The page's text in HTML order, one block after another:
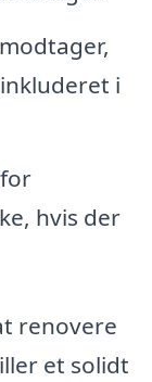
i
hvis der
renovere
et solidt